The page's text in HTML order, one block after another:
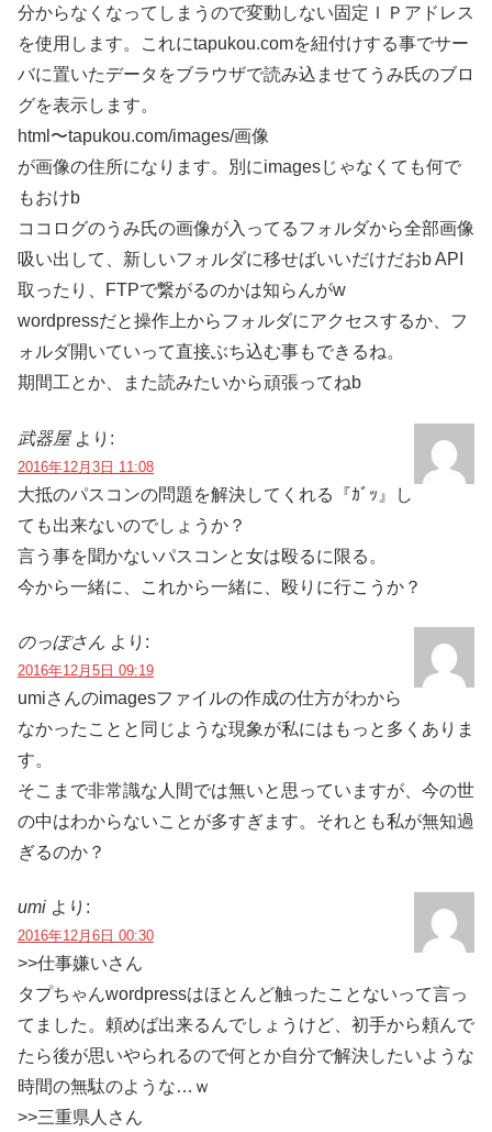
分からなくなってしまうので変動しない固定ＩＰアドレス
を使用します。これにtapukou.comを紐付けする事でサー
バに置いたデータをブラウザで読み込ませてうみ氏のブロ
グを表示します。
html〜tapukou.com/images/画像
が画像の住所になります。別にimagesじゃなくても何で
もおけb
ココログのうみ氏の画像が入ってるフォルダから全部画像
吸い出して、新しいフォルダに移せばいいだけだおb API
取ったり、FTPで繋がるのかは知らんがw
wordpressだと操作上からフォルダにアクセスするか、フ
ォルダ開いていって直接ぶち込む事もできるね。
期間工とか、また読みたいから頑張ってねb
武器屋 より:
2016年12月3日 11:08
大抵のパスコンの問題を解決してくれる『ｶﾞｯ』し
ても出来ないのでしょうか？
言う事を聞かないパスコンと女は殴るに限る。
今から一緒に、これから一緒に、殴りに行こうか？
のっぽさん より:
2016年12月5日 09:19
umiさんのimagesファイルの作成の仕方がわから
なかったことと同じような現象が私にはもっと多くありま
す。
そこまで非常識な人間では無いと思っていますが、今の世
の中はわからないことが多すぎます。それとも私が無知過
ぎるのか？
umi より:
2016年12月6日 00:30
>>仕事嫌いさん
タプちゃんwordpressはほとんど触ったことないって言っ
てました。頼めば出来るんでしょうけど、初手から頼んで
たら後が思いやられるので何とか自分で解決したいような
時間の無駄のような…ｗ
>>三重県人さん